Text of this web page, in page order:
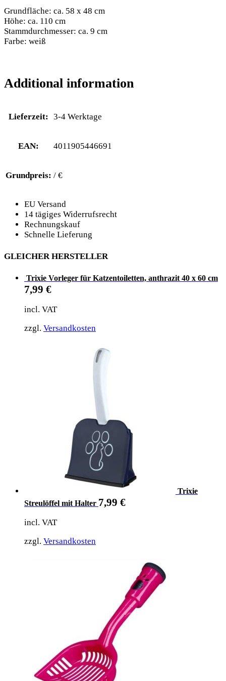
Grundfläche: ca. 58 x 48 cm
Höhe: ca. 110 cm
Stammdurchmesser: ca. 9 cm
Farbe: weiß
Additional information
Lieferzeit: 3-4 Werktage
EAN: 4011905446691
Grundpreis: / €
EU Versand
14 tägiges Widerrufsrecht
Rechnungskauf
Schnelle Lieferung
GLEICHER HERSTELLER
Trixie Vorleger für Katzentoiletten, anthrazit 40 x 60 cm
7,99 €
incl. VAT
zzgl. Versandkosten
Trixie
Streulöffel mit Halter 7,99 €
incl. VAT
zzgl. Versandkosten